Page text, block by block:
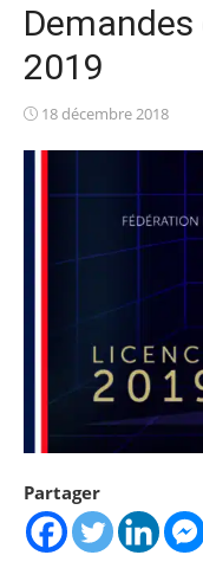
Demandes
2019
Posted
18 décembre 2018
Partager